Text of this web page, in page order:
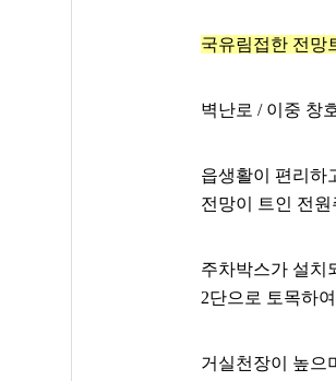
국유림접한 전망
벽난로 / 이중 창
읍생활이 편리하
전망이 트인 전
주차박스가 설치
2단으로 토목하
거실천장이 높으